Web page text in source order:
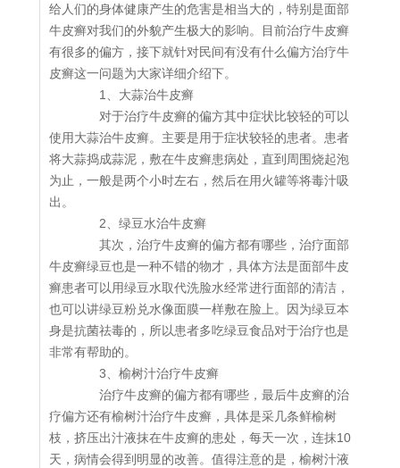
给人们的身体健康产生的危害是相当大的，特别是面部
牛皮癣对我们的外貌产生极大的影响。目前治疗牛皮癣
有很多的偏方，接下就针对民间有没有什么偏方治疗牛
皮癣这一问题为大家详细介绍下。
1、大蒜治牛皮癣
对于治疗牛皮癣的偏方其中症状比较轻的可以
使用大蒜治牛皮癣。主要是用于症状较轻的患者。患者
将大蒜捣成蒜泥，敷在牛皮癣患病处，直到周围烧起泡
为止，一般是两个小时左右，然后在用火罐等将毒汁吸
出。
2、绿豆水治牛皮癣
其次，治疗牛皮癣的偏方都有哪些，治疗面部
牛皮癣绿豆也是一种不错的物才，具体方法是面部牛皮
癣患者可以用绿豆水取代洗脸水经常进行面部的清洁，
也可以讲绿豆粉兑水像面膜一样敷在脸上。因为绿豆本
身是抗菌祛毒的，所以患者多吃绿豆食品对于治疗也是
非常有帮助的。
3、榆树汁治疗牛皮癣
治疗牛皮癣的偏方都有哪些，最后牛皮癣的治
疗偏方还有榆树汁治疗牛皮癣，具体是采几条鲜榆树
枝，挤压出汁液抹在牛皮癣的患处，每天一次，连抹10
天，病情会得到明显的改善。值得注意的是，榆树汁液